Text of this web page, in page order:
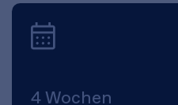
4 Wochen